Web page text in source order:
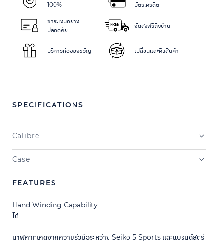
100%
บัตรเครดิต
ชำระเงินอย่าง
ปลอดภัย
จัดส่งฟรีถึงบ้าน
บริการห่อของขวัญ เปลี่ยนและคืนสินค้า
SPECIFICATIONS
Calibre
Case
FEATURES
Hand Winding Capability
ได้
นาฬิกาที่เกิดจากความร่วมือระหว่าง Seiko 5 Sports และแบรนด์สตรี